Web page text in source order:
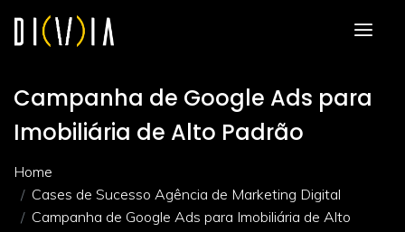
Campanha de Google Ads para
Imobiliária de Alto Padrão
Home
Cases de Sucesso Agência de Marketing Digital
Campanha de Google Ads para Imobiliária de Alto